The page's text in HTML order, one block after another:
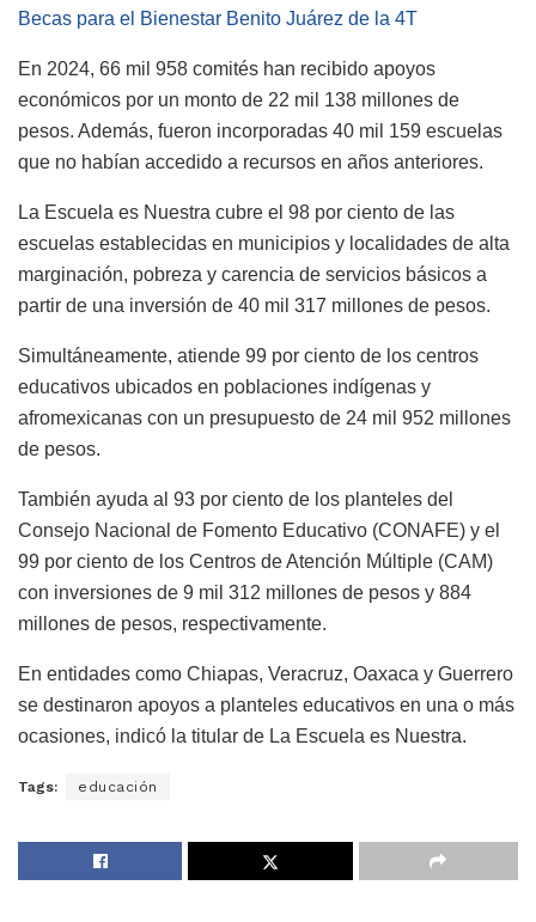
Becas para el Bienestar Benito Juárez de la 4T
En 2024, 66 mil 958 comités han recibido apoyos
económicos por un monto de 22 mil 138 millones de
pesos. Además, fueron incorporadas 40 mil 159 escuelas
que no habían accedido a recursos en años anteriores.
La Escuela es Nuestra cubre el 98 por ciento de las
escuelas establecidas en municipios y localidades de alta
marginación, pobreza y carencia de servicios básicos a
partir de una inversión de 40 mil 317 millones de pesos.
Simultáneamente, atiende 99 por ciento de los centros
educativos ubicados en poblaciones indígenas y
afromexicanas con un presupuesto de 24 mil 952 millones
de pesos.
También ayuda al 93 por ciento de los planteles del
Consejo Nacional de Fomento Educativo (CONAFE) y el
99 por ciento de los Centros de Atención Múltiple (CAM)
con inversiones de 9 mil 312 millones de pesos y 884
millones de pesos, respectivamente.
En entidades como Chiapas, Veracruz, Oaxaca y Guerrero
se destinaron apoyos a planteles educativos en una o más
ocasiones, indicó la titular de La Escuela es Nuestra.
Tags: educación